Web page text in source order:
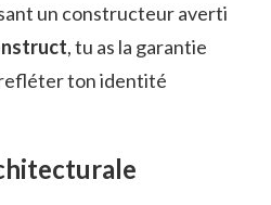
un constructeur averti
, tu as la garantie
ton identité